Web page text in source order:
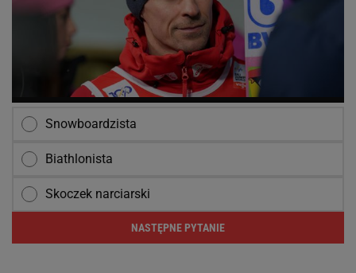
Snowboardzista
Biathlonista
Skoczek narciarski
NASTĘPNE PYTANIE